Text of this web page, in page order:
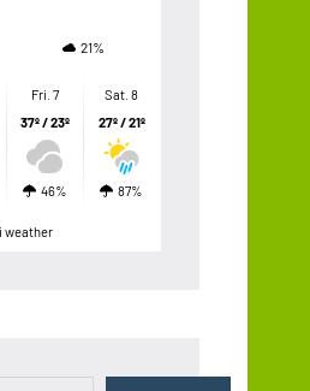
21%
Fri. 7
37º / 23º
46%
Sat. 8
27º / 21º
87%
weather